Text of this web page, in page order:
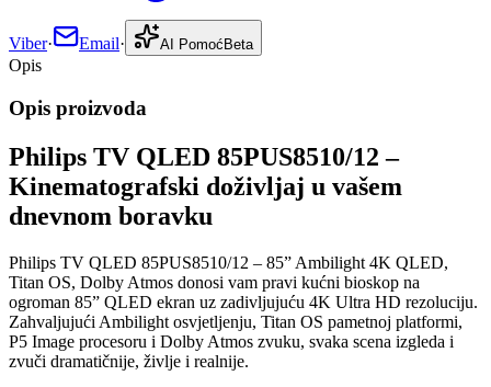
Viber· Email· AI Pomoć Beta
Opis
Opis proizvoda
Philips TV QLED 85PUS8510/12 –
Kinematografski doživljaj u vašem
dnevnom boravku
Philips TV QLED 85PUS8510/12 – 85” Ambilight 4K QLED,
Titan OS, Dolby Atmos donosi vam pravi kućni bioskop na
ogroman 85” QLED ekran uz zadivljujuću 4K Ultra HD rezoluciju.
Zahvaljujući Ambilight osvjetljenju, Titan OS pametnoj platformi,
P5 Image procesoru i Dolby Atmos zvuku, svaka scena izgleda i
zvuči dramatičnije, življe i realnije.